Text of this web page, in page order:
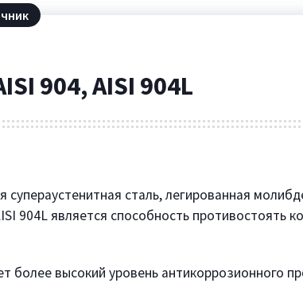
904, AISI 904L
сталь, легированная
904L является способность противостоять
более высокий уровень антикоррозионного